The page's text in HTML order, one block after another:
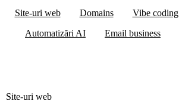
Site-uri web Domains Vibe coding
Automatizări AI
Email business
Site-uri web